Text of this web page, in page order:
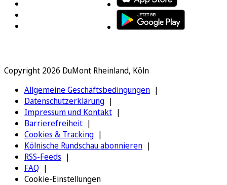
Copyright 2026 DuMont Rheinland, Köln
Allgemeine Geschäftsbedingungen
Datenschutzerklärung
Impressum und Kontakt
Barrierefreiheit
Cookies & Tracking
Kölnische Rundschau abonnieren
RSS-Feeds
FAQ
Cookie-Einstellungen